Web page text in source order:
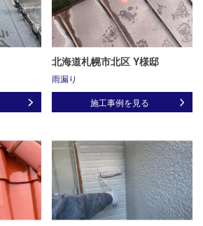
北海道札幌市北区 Y様邸
雨漏り
施工事例を見る